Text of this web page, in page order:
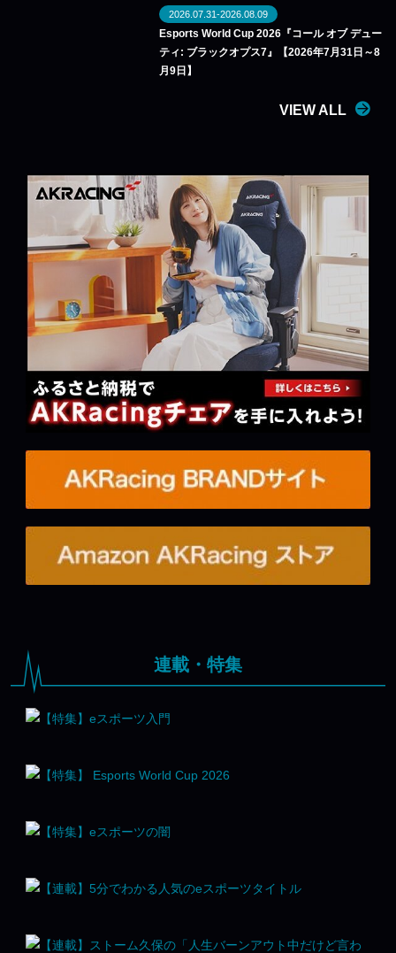
2026.07.31-2026.08.09
Esports World Cup 2026『コール オブ デュー
ティ: ブラックオプス7』【2026年7月31日～8
月9日】
VIEW ALL
連載・特集